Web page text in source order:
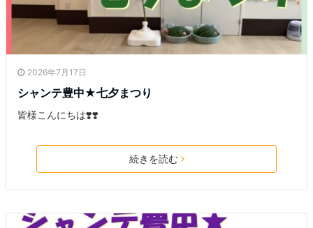
2026年7月17日
シャンテ豊中★七夕まつり
皆様こんにちは❣️❣️
続きを読む